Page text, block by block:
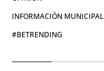
INFORMACIÓN MUNICIPAL
#BETRENDING